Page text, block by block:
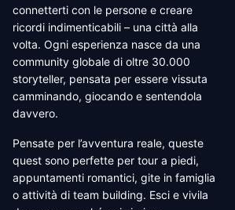
connetterti con le persone e creare
ricordi indimenticabili – una città alla
volta. Ogni esperienza nasce da una
community globale di oltre 30.000
storyteller, pensata per essere vissuta
camminando, giocando e sentendola
davvero.
Pensate per l’avventura reale, queste
quest sono perfette per tour a piedi,
appuntamenti romantici, gite in famiglia
o attività di team building. Esci e vivila